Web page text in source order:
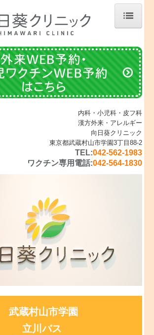
・オンライン診療・その他
内科・小児科・皮フ科
漢方外来・アレルギー
向日葵クリニック
東京都武蔵村山市学園3丁目88-2
TEL:042-562-1983
ワクチン専用電話:042-564-1830
武蔵村山市学園
立川バス